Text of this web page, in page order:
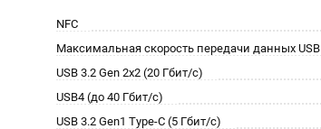
NFC
Максимальная скорость передачи данных USB
USB 3.2 Gen 2x2 (20 Гбит/с)
USB4 (до 40 Гбит/с)
USB 3.2 Gen1 Type-C (5 Гбит/с)